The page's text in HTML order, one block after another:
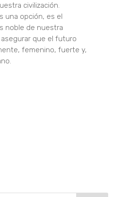
civilización.
una opción, es el
noble de nuestra
que el futuro
femenino, fuerte y,